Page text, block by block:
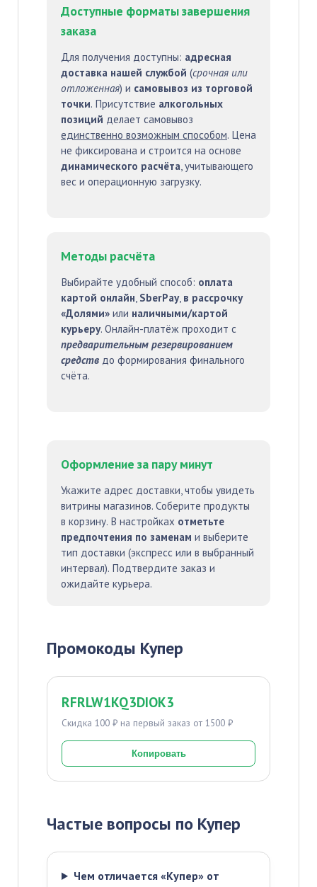
Доступные форматы завершения
заказа
Для получения доступны: адресная
доставка нашей службой (срочная или
отложенная) и самовывоз из торговой
точки. Присутствие алкогольных
позиций делает самовывоз
единственно возможным способом. Цена
не фиксирована и строится на основе
динамического расчёта, учитывающего
вес и операционную загрузку.
Методы расчёта
Выбирайте удобный способ: оплата
картой онлайн, SberPay, в рассрочку
«Долями» или наличными/картой
курьеру. Онлайн-платёж проходит с
предварительным резервированием
средств до формирования финального
счёта.
Оформление за пару минут
Укажите адрес доставки, чтобы увидеть
витрины магазинов. Соберите продукты
в корзину. В настройках отметьте
предпочтения по заменам и выберите
тип доставки (экспресс или в выбранный
интервал). Подтвердите заказ и
ожидайте курьера.
Промокоды Купер
RFRLW1KQ3DIOK3
Скидка 100 ₽ на первый заказ от 1500 ₽
Копировать
Частые вопросы по Купер
Чем отличается «Купер» от